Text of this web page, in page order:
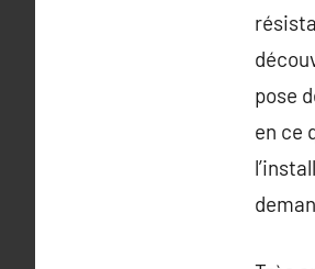
pose
en ce